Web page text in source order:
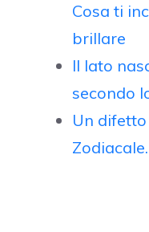
Cosa ti
brillare
Il lato
secondo
Un